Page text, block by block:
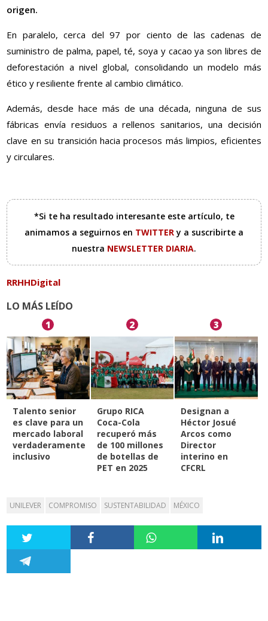
origen.
En paralelo, cerca del 97 por ciento de las cadenas de
suministro de palma, papel, té, soya y cacao ya son libres de
deforestación a nivel global, consolidando un modelo más
ético y resiliente frente al cambio climático.
Además, desde hace más de una década, ninguna de sus
fábricas envía residuos a rellenos sanitarios, una decisión
clave en su transición hacia procesos más limpios, eficientes
y circulares.
*Si te ha resultado interesante este artículo, te
animamos a seguirnos en TWITTERy a suscribirte a
nuestra NEWSLETTER DIARIA.
RRHHDigital
LO MÁS LEÍDO
1
Talento senior
es clave para un
mercado laboral
verdaderamente
inclusivo
2
Grupo RICA
Coca-Cola
recuperó más
de 100 millones
de botellas de
PET en 2025
3
Designan a
Héctor Josué
Arcos como
Director
interino en
CFCRL
UNILEVER COMPROMISO SUSTENTABILIDAD MÉXICO